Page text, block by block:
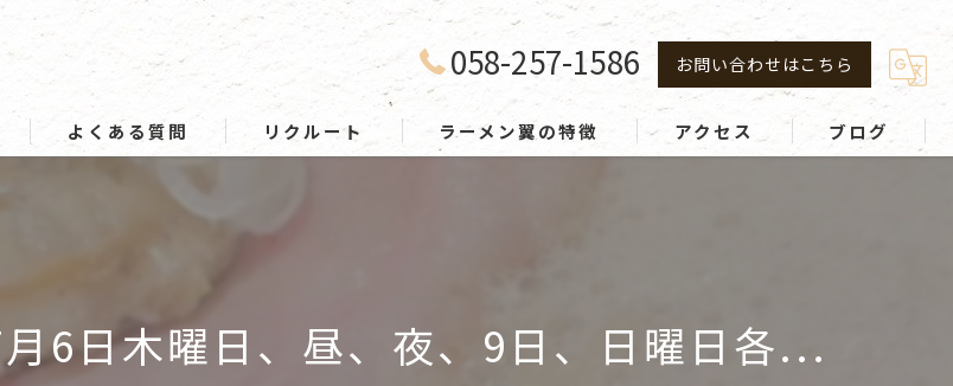
058-257-1586 お問い合わせはこちら
よくある質問 リクルート ラーメン翼の特徴
つけめん
アクセス ブログ
6日木曜日、昼、夜、9日、日曜日各...